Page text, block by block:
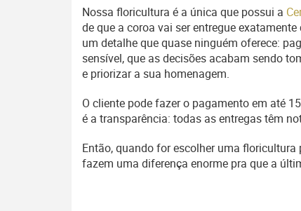
Nossa floricultura é a única que possui a
de que a coroa vai ser entregue
um detalhe que quase ninguém oferece:
sensível, que as decisões acabam sendo
e priorizar a sua homenagem.
O cliente pode fazer o pagamento em até
é a transparência: todas as entregas têm
Então, quando for escolher uma
fazem uma diferença enorme pra que a